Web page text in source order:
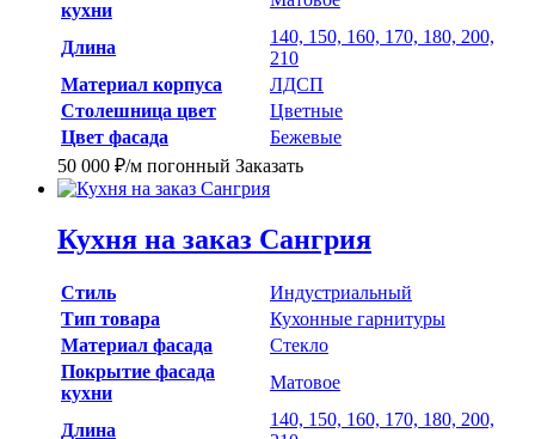
кухни
Длина
140, 150, 160, 170, 180, 200,
210
Материал корпуса
ЛДСП
Столешница цвет
Цветные
Цвет фасада
Бежевые
50 000 ₽/м погонный Заказать
Кухня на заказ Сангрия
Стиль
Индустриальный
Тип товара
Кухонные гарнитуры
Материал фасада
Стекло
Покрытие фасада
кухни
Матовое
Длина
140, 150, 160, 170, 180, 200,